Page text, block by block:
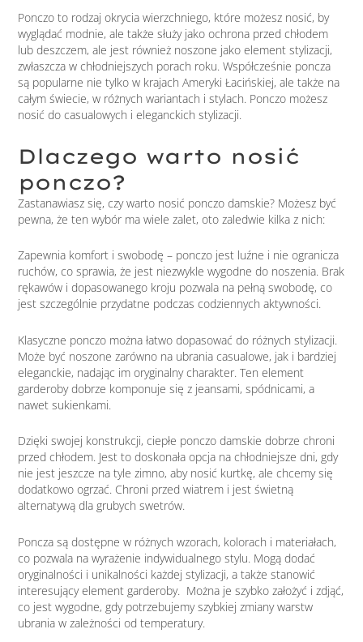
Ponczo to rodzaj okrycia wierzchniego, które możesz nosić, by
wyglądać modnie, ale także służy jako ochrona przed chłodem
lub deszczem, ale jest również noszone jako element stylizacji,
zwłaszcza w chłodniejszych porach roku. Współcześnie poncza
są popularne nie tylko w krajach Ameryki Łacińskiej, ale także na
całym świecie, w różnych wariantach i stylach. Ponczo możesz
nosić do casualowych i eleganckich stylizacji.
Dlaczego warto nosić
ponczo?
Zastanawiasz się, czy warto nosić ponczo damskie? Możesz być
pewna, że ten wybór ma wiele zalet, oto zaledwie kilka z nich:
Zapewnia komfort i swobodę – ponczo jest luźne i nie ogranicza
ruchów, co sprawia, że jest niezwykle wygodne do noszenia. Brak
rękawów i dopasowanego kroju pozwala na pełną swobodę, co
jest szczególnie przydatne podczas codziennych aktywności.
Klasyczne ponczo można łatwo dopasować do różnych stylizacji.
Może być noszone zarówno na ubrania casualowe, jak i bardziej
eleganckie, nadając im oryginalny charakter. Ten element
garderoby dobrze komponuje się z jeansami, spódnicami, a
nawet sukienkami.
Dzięki swojej konstrukcji, ciepłe ponczo damskie dobrze chroni
przed chłodem. Jest to doskonała opcja na chłodniejsze dni, gdy
nie jest jeszcze na tyle zimno, aby nosić kurtkę, ale chcemy się
dodatkowo ogrzać. Chroni przed wiatrem i jest świetną
alternatywą dla grubych swetrów.
Poncza są dostępne w różnych wzorach, kolorach i materiałach,
co pozwala na wyrażenie indywidualnego stylu. Mogą dodać
oryginalności i unikalności każdej stylizacji, a także stanowić
interesujący element garderoby. Można je szybko założyć i zdjąć,
co jest wygodne, gdy potrzebujemy szybkiej zmiany warstw
ubrania w zależności od temperatury.